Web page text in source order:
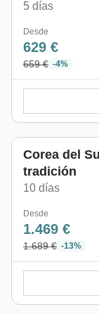
5 días
Desde
629 €
659 € -4%
Corea del
tradición
10 días
Desde
1.469 €
1.689 € -13%